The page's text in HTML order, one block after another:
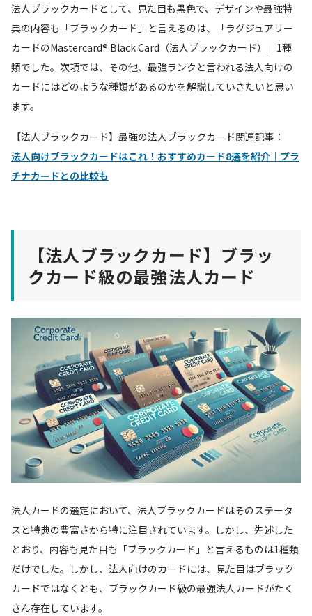
法人ブラックカードとして、見た目も黒色で、デザインや最強特
典の内容も「ブラックカード」と言えるのは、「ラグジュアリー
カードのMastercard® Black Card（法人ブラックカード）」1種
類でした。次項では、その他、最強ランクと言われる法人向けの
カードにはどのような種類があるのかを解説していきたいと思い
ます。
【法人ブラックカード】最強の法人ブラックカード関連記事：
法人向けブラックカードはこれ！おすすめカード8選を紹介｜プラ
チナカードとの比較も
【法人ブラックカード】ブラッ
クカード級の最強法人カード
法人カードの選定において、法人ブラックカードはそのステータ
スと特典の豊富さから特に注目されています。しかし、先述した
とおり、内容も見た目も「ブラックカード」と言えるものは1種類
だけでした。しかし、法人向けのカードには、見た目はブラック
カードではなくとも、ブラックカード級の最強法人カードがたく
さん存在しています。